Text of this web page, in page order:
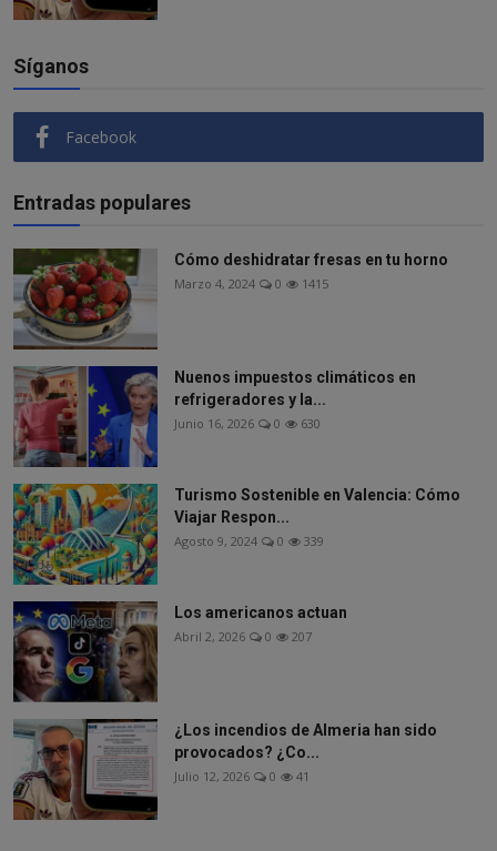
Síganos
Facebook
Entradas populares
Cómo deshidratar fresas en tu horno
Marzo 4, 2024 0 1415
Nuenos impuestos climáticos en
refrigeradores y la...
Junio 16, 2026 0 630
Turismo Sostenible en Valencia: Cómo
Viajar Respon...
Agosto 9, 2024 0 339
Los americanos actuan
Abril 2, 2026 0 207
¿Los incendios de Almeria han sido
provocados? ¿Co...
Julio 12, 2026 0 41